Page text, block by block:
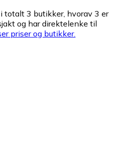
totalt 3 butikker, hvorav 3 er
og har direktelenke til
priser og butikker.